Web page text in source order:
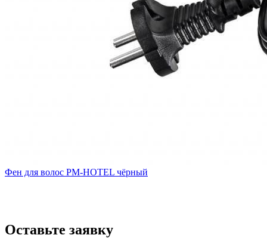
Фен для волос PM-HOTEL чёрный
Оставьте заявку